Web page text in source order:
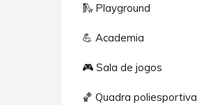
🛝 Playground
💪 Academia
🎮 Sala de jogos
🏀 Quadra poliesportiva